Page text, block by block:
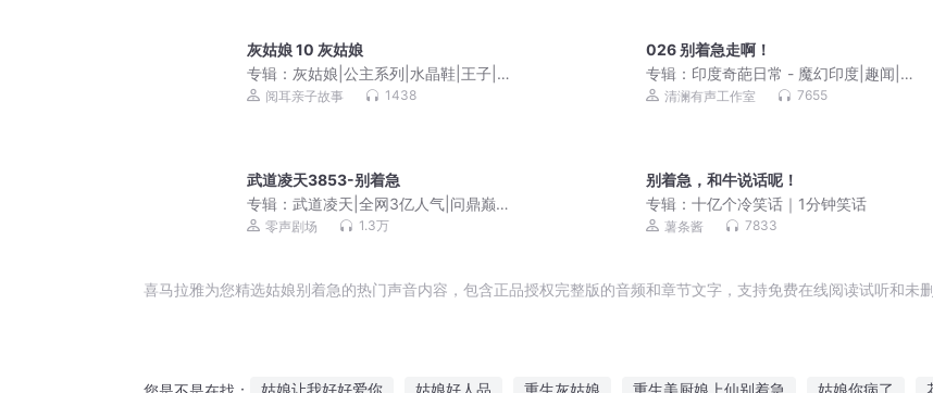
灰姑娘 10 灰姑娘
专辑： 灰姑娘|公主系列|水晶鞋|王子|睡
前故事|格林童话
阅耳亲子故事 1438
026 别着急走啊！
专辑： 印度奇葩日常 - 魔幻印度|趣闻|大
国博弈
清澜有声工作室 7655
武道凌天3853-别着急
专辑： 武道凌天|全网3亿人气|问鼎巅峰
原班人马|极道剑尊杀伐果断
零声剧场 1.3万
别着急，和牛说话呢！
专辑：十亿个冷笑话｜1分钟笑话
薯条酱 7833
喜马拉雅为您精选姑娘别着急的热门声音内容，包含正品授权完整版的音频和章节文字，支持免费在线阅读试听和未删
姑娘让我好好爱你 姑娘好人品 重生灰姑娘 重生美厨娘上仙别着急 姑娘你病了